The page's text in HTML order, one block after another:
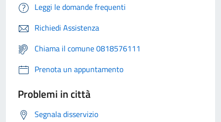
Leggi le domande frequenti
Richiedi Assistenza
Chiama il comune 0818576111
Prenota un appuntamento
Problemi in città
Segnala disservizio